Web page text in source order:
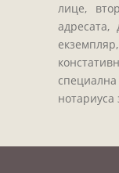
лице,
нотариуса